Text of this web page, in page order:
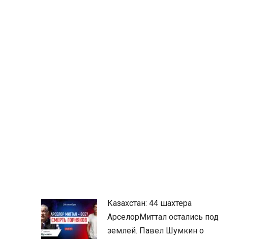
Казахстан: 44 шахтера
АрселорМиттал остались под
землей. Павел Шумкин о